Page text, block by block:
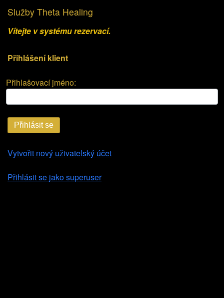
Služby Theta Healing
Vítejte v systému rezervací.
Přihlášení klient
Přihlašovací jméno:
Přihlásit se
Vytvořit nový uživatelský účet
Přihlásit se jako superuser